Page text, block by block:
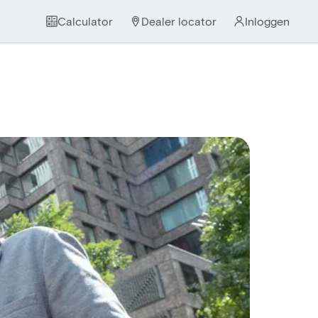
Calculator Dealer locator Inloggen